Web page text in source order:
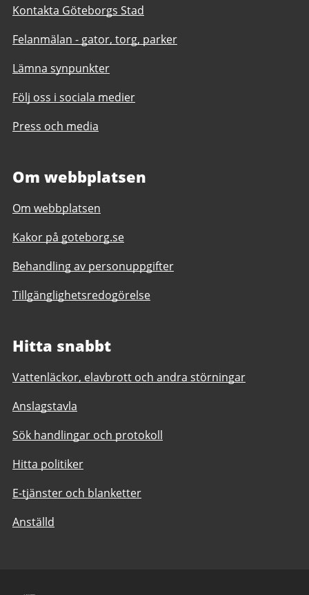
Kontakta Göteborgs Stad
Felanmälan - gator, torg, parker
Lämna synpunkter
Följ oss i sociala medier
Press och media
Om webbplatsen
Om webbplatsen
Kakor på goteborg.se
Behandling av personuppgifter
Tillgänglighetsredogörelse
Hitta snabbt
Vattenläckor, elavbrott och andra störningar
Anslagstavla
Sök handlingar och protokoll
Hitta politiker
E-tjänster och blanketter
Anställd